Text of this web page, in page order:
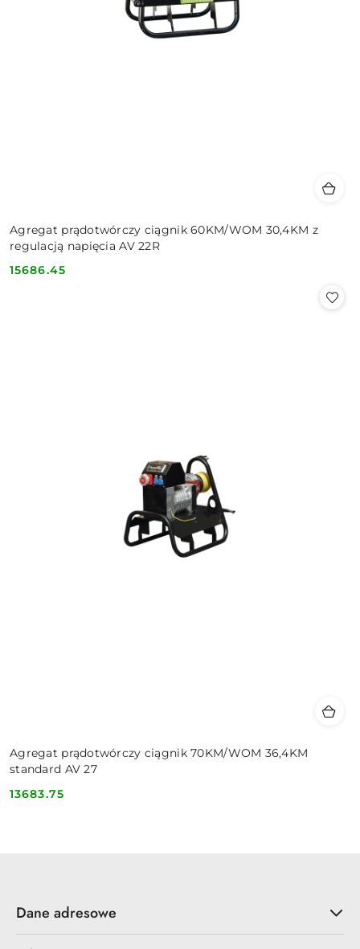
Agregat prądotwórczy ciągnik 60KM/WOM 30,4KM z
regulacją napięcia AV 22R
Cena:
15686.45
Agregat prądotwórczy ciągnik 70KM/WOM 36,4KM
standard AV 27
Cena:
13683.75
Dane adresowe